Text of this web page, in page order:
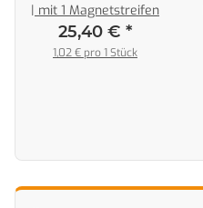
| mit 1 Magnetstreifen
25,40 € *
1,02 € pro 1 Stück